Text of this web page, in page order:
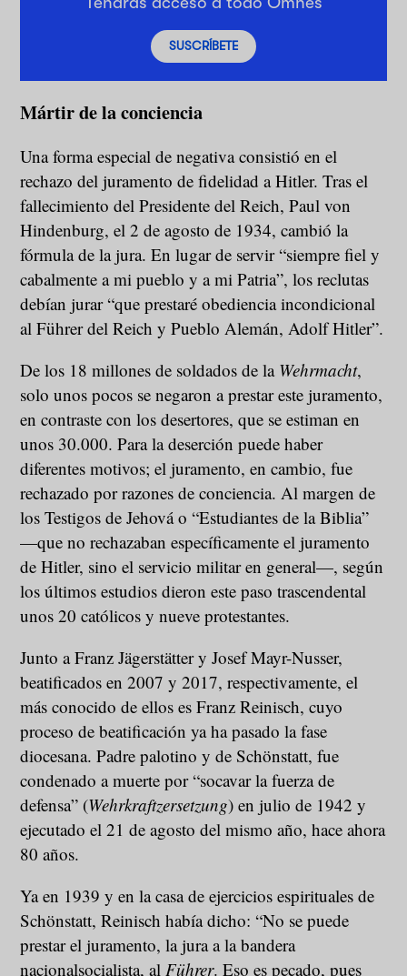
SUSCRÍBETE
Mártir de la conciencia
Una forma especial de negativa consistió en el
rechazo del juramento de fidelidad a Hitler. Tras el
fallecimiento del Presidente del Reich, Paul von
Hindenburg, el 2 de agosto de 1934, cambió la
fórmula de la jura. En lugar de servir “siempre fiel y
cabalmente a mi pueblo y a mi Patria”, los reclutas
debían jurar “que prestaré obediencia incondicional
al Führer del Reich y Pueblo Alemán, Adolf Hitler”.
De los 18 millones de soldados de la Wehrmacht,
solo unos pocos se negaron a prestar este juramento,
en contraste con los desertores, que se estiman en
unos 30.000. Para la deserción puede haber
diferentes motivos; el juramento, en cambio, fue
rechazado por razones de conciencia. Al margen de
los Testigos de Jehová o “Estudiantes de la Biblia”
—que no rechazaban específicamente el juramento
de Hitler, sino el servicio militar en general—, según
los últimos estudios dieron este paso trascendental
unos 20 católicos y nueve protestantes.
Junto a Franz Jägerstätter y Josef Mayr-Nusser,
beatificados en 2007 y 2017, respectivamente, el
más conocido de ellos es Franz Reinisch, cuyo
proceso de beatificación ya ha pasado la fase
diocesana. Padre palotino y de Schönstatt, fue
condenado a muerte por “socavar la fuerza de
defensa” (Wehrkraftzersetzung) en julio de 1942 y
ejecutado el 21 de agosto del mismo año, hace ahora
80 años.
Ya en 1939 y en la casa de ejercicios espirituales de
Schönstatt, Reinisch había dicho: “No se puede
prestar el juramento, la jura a la bandera
nacionalsocialista, al Führer. Eso es pecado, pues